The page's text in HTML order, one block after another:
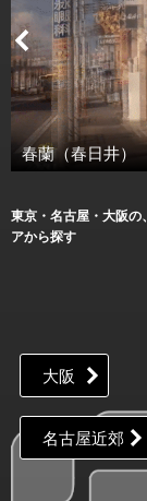
Pr
evi
ou
s
春蘭（春日井）
東京・名古屋・大阪
アから探す
大阪
名古屋近郊